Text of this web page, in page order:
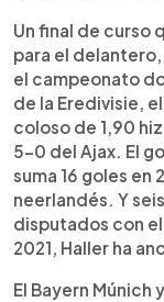
Un final de curso
para el
el campeonato
de la Eredivisie,
coloso de 1,90
5-0 del Ajax. El
suma 16 goles
neerlandés. Y
disputados con
2021, Haller ha
El Bayern Múnich